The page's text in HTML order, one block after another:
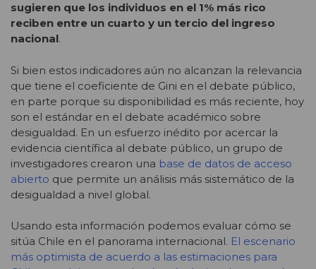
sugieren que los individuos en el 1% más rico
reciben entre un cuarto y un tercio del ingreso
nacional.
Si bien estos indicadores aún no alcanzan la relevancia
que tiene el coeficiente de Gini en el debate público,
en parte porque su disponibilidad es más reciente, hoy
son el estándar en el debate académico sobre
desigualdad. En un esfuerzo inédito por acercar la
evidencia científica al debate público, un grupo de
investigadores crearon una base de datos de acceso
abierto que permite un análisis más sistemático de la
desigualdad a nivel global.
Usando esta información podemos evaluar cómo se
sitúa Chile en el panorama internacional. El escenario
más optimista de acuerdo a las estimaciones para